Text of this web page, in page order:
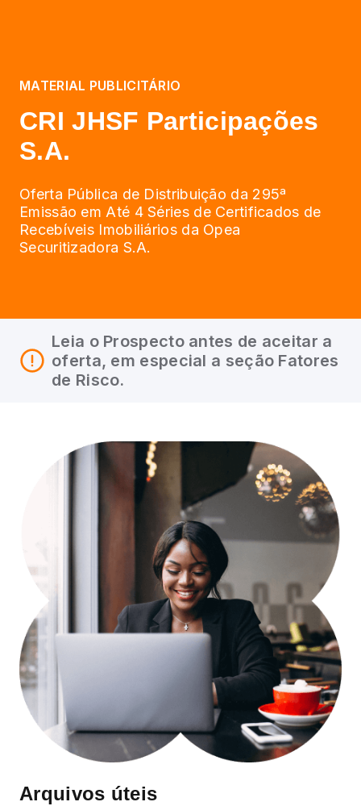
MATERIAL PUBLICITÁRIO
CRI JHSF Participações
S.A.
Oferta Pública de Distribuição da 295ª
Emissão em Até 4 Séries de Certificados de
Recebíveis Imobiliários da Opea
Securitizadora S.A.
Leia o Prospecto antes de aceitar a
oferta, em especial a seção Fatores
de Risco.
Arquivos úteis